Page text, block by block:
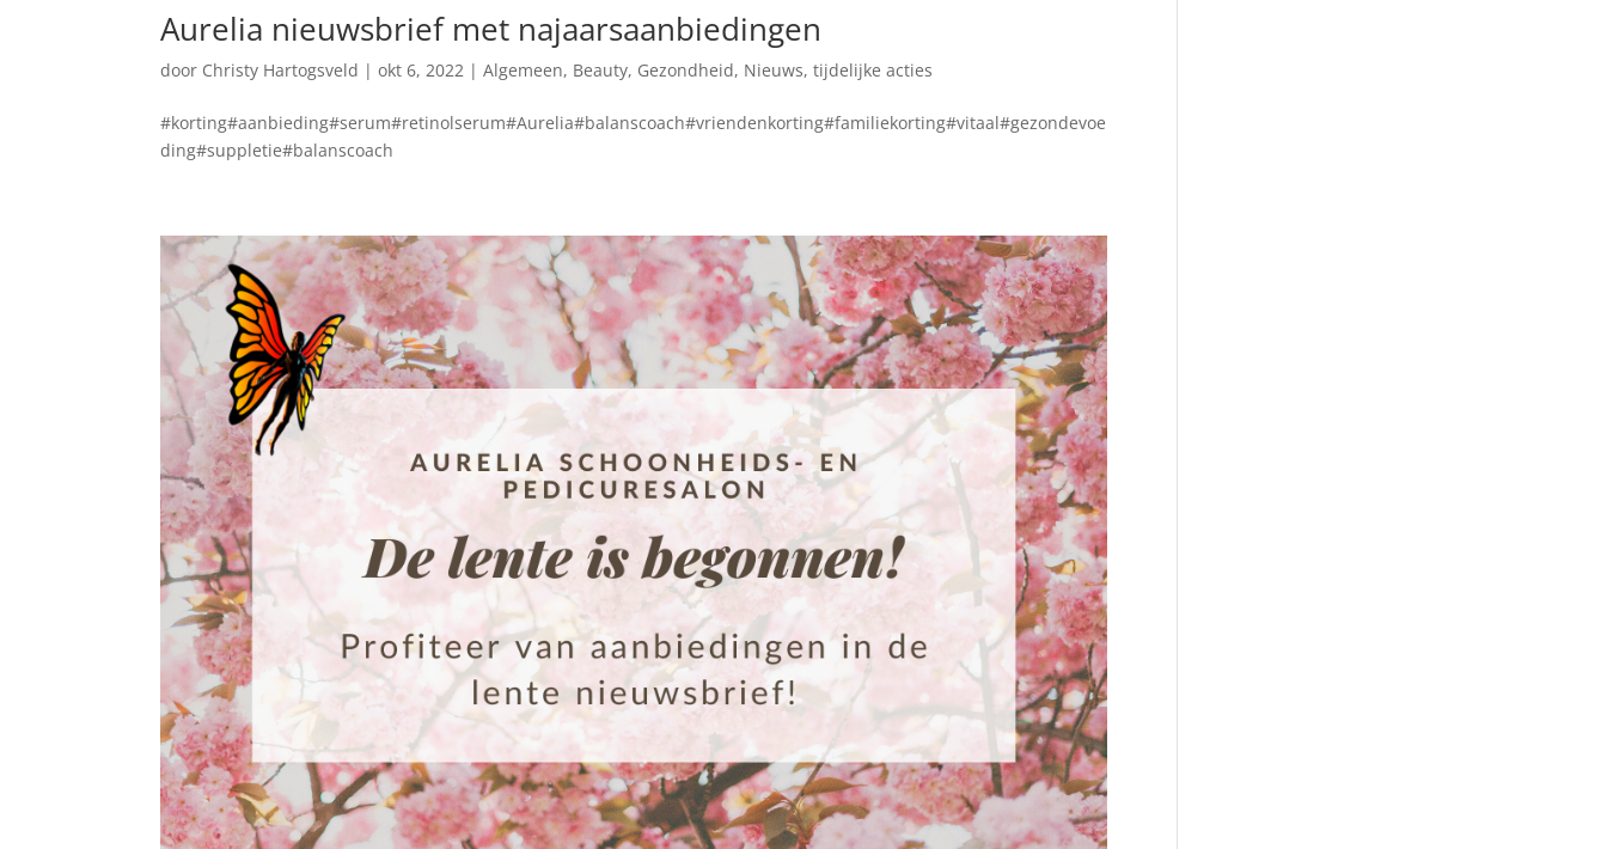
Aurelia nieuwsbrief met najaarsaanbiedingen
door Christy Hartogsveld |okt 6, 2022 |Algemeen, Beauty, Gezondheid, Nieuws,tijdelijke acties
#korting#aanbieding#serum#retinolserum#Aurelia#balanscoach#vriendenkorting#familiekorting#vitaal#gezondevoe
ding#suppletie#balanscoach